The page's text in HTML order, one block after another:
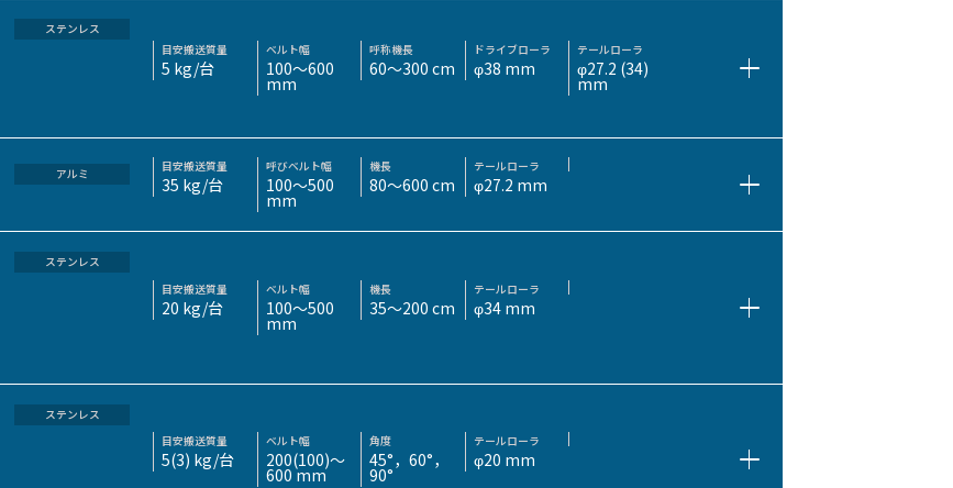
ステンレス
目安搬送質量
5 kg/台
ベルト幅
100～600
mm
呼称機長
60～300 cm
ドライブローラ
φ38 mm
テールローラ
φ27.2 (34)
mm
アルミ
目安搬送質量
35 kg/台
呼びベルト幅
100～500
mm
機長
80～600 cm
テールローラ
φ27.2 mm
ステンレス
目安搬送質量
20 kg/台
ベルト幅
100～500
mm
機長
35～200 cm
テールローラ
φ34 mm
ステンレス
目安搬送質量
5(3) kg/台
ベルト幅
200(100)～
600 mm
角度
45°，60°，
90°
テールローラ
φ20 mm